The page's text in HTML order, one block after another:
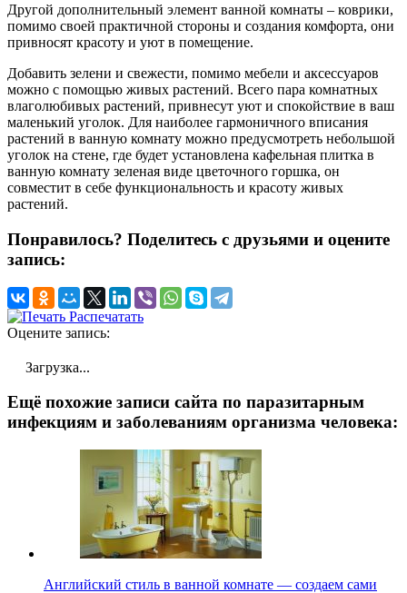
Другой дополнительный элемент ванной комнаты – коврики,
помимо своей практичной стороны и создания комфорта, они
привносят красоту и уют в помещение.
Добавить зелени и свежести, помимо мебели и аксессуаров
можно с помощью живых растений. Всего пара комнатных
влаголюбивых растений, привнесут уют и спокойствие в ваш
маленький уголок. Для наиболее гармоничного вписания
растений в ванную комнату можно предусмотреть небольшой
уголок на стене, где будет установлена кафельная плитка в
ванную комнату зеленая виде цветочного горшка, он
совместит в себе функциональность и красоту живых
растений.
Понравилось? Поделитесь с друзьями и оцените
запись:
Распечатать
Оцените запись:
Загрузка...
Ещё похожие записи сайта по паразитарным
инфекциям и заболеваниям организма человека:
Английский стиль в ванной комнате — создаем сами